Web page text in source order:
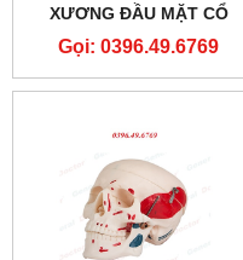
XƯƠNG ĐẦU MẶT CỔ
Gọi: 0396.49.6769